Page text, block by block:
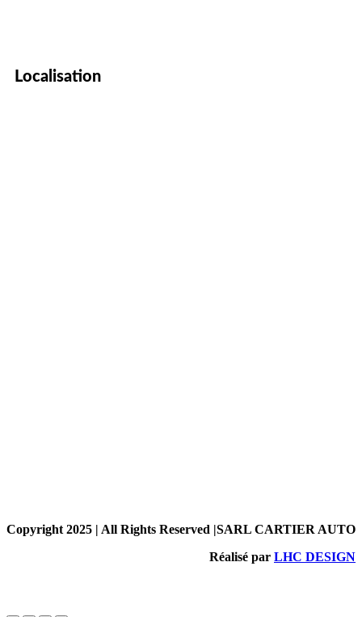
Localisation
Copyright 2025 | All Rights Reserved |SARL CARTIER AUTO
Réalisé par LHC DESIGN